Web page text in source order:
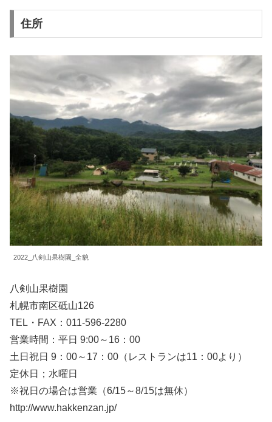
住所
2022_八剣山果樹園_全貌
八剣山果樹園
札幌市南区砥山126
TEL・FAX：011-596-2280
営業時間：平日 9:00～16：00
土日祝日 9：00～17：00（レストランは11：00より）
定休日；水曜日
※祝日の場合は営業（6/15～8/15は無休）
http://www.hakkenzan.jp/